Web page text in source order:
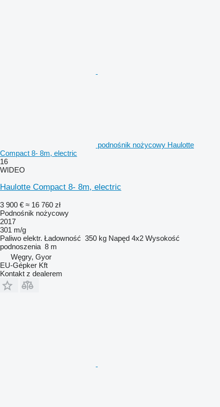
podnośnik nożycowy Haulotte
Compact 8- 8m, electric
16
WIDEO
Haulotte Compact 8- 8m, electric
3 900 € ≈ 16 760 zł
Podnośnik nożycowy
2017
301 m/g
Paliwo elektr. Ładowność 350 kg Napęd 4x2 Wysokość
podnoszenia 8 m
Węgry, Gyor
EU-Gépker Kft
Kontakt z dealerem